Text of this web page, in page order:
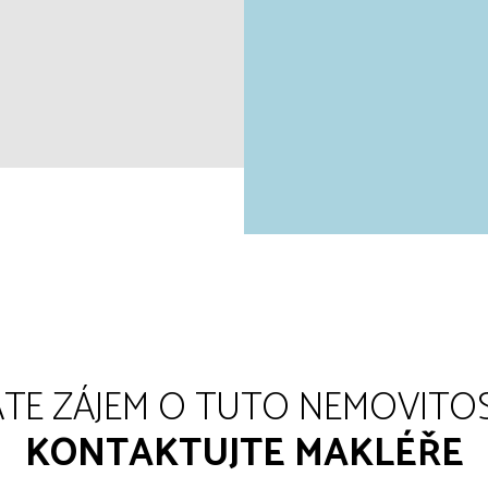
ZÁJEM O TUTO
KONTAKTUJTE MAKLÉŘE